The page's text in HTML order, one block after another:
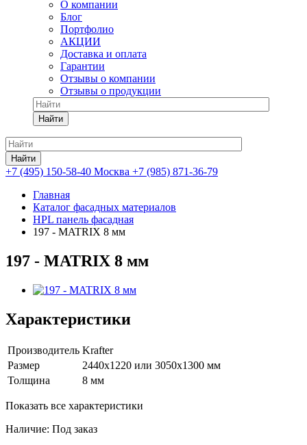
О компании
Блог
Портфолио
АКЦИИ
Доставка и оплата
Гарантии
Отзывы о компании
Отзывы о продукции
Найти
Найти
+7 (495) 150-58-40 Москва +7 (985) 871-36-79
Главная
Каталог фасадных материалов
HPL панель фасадная
197 - MATRIX 8 мм
197 - MATRIX 8 мм
Характеристики
Производитель Krafter
Размер
2440х1220 или 3050х1300 мм
Толщина
8 мм
Показать все характеристики
Наличие: Под заказ